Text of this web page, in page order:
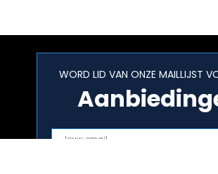
WORD LID VAN ONZE MAILLIJST